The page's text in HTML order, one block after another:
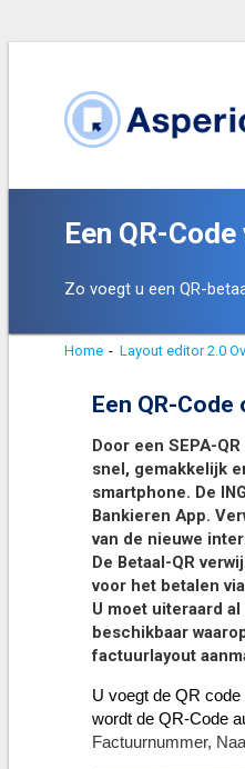
Een QR-
Zo voegt u een QR-
Home - Layout editor 2.0
Een QR-
Door een SEPA-
snel, gemakkelijk
smartphone. De
Bankieren App.
van de nieuwe
De Betaal-QR
voor het betalen
U moet uiteraard
beschikbaar
factuurlayout
U voegt de QR
wordt de QR-Code
Factuurnummer,